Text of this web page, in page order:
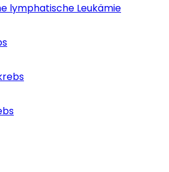
lymphatische Leukämie